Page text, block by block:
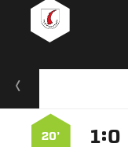
:
20’